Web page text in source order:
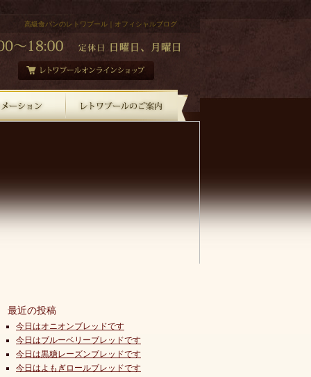
高級食パンのレトワブール｜オフィシャルブログ
最近の投稿
今日はオニオンブレッドです
今日はブルーベリーブレッドです
今日は黒糖レーズンブレッドです
今日はよもぎロールブレッドです